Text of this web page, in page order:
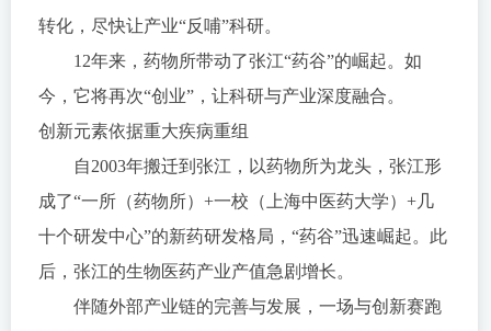
转化，尽快让产业“反哺”科研。
12年来，药物所带动了张江“药谷”的崛起。如
今，它将再次“创业”，让科研与产业深度融合。
创新元素依据重大疾病重组
自2003年搬迁到张江，以药物所为龙头，张江形
成了“一所（药物所）+一校（上海中医药大学）+几
十个研发中心”的新药研发格局，“药谷”迅速崛起。此
后，张江的生物医药产业产值急剧增长。
伴随外部产业链的完善与发展，一场与创新赛跑